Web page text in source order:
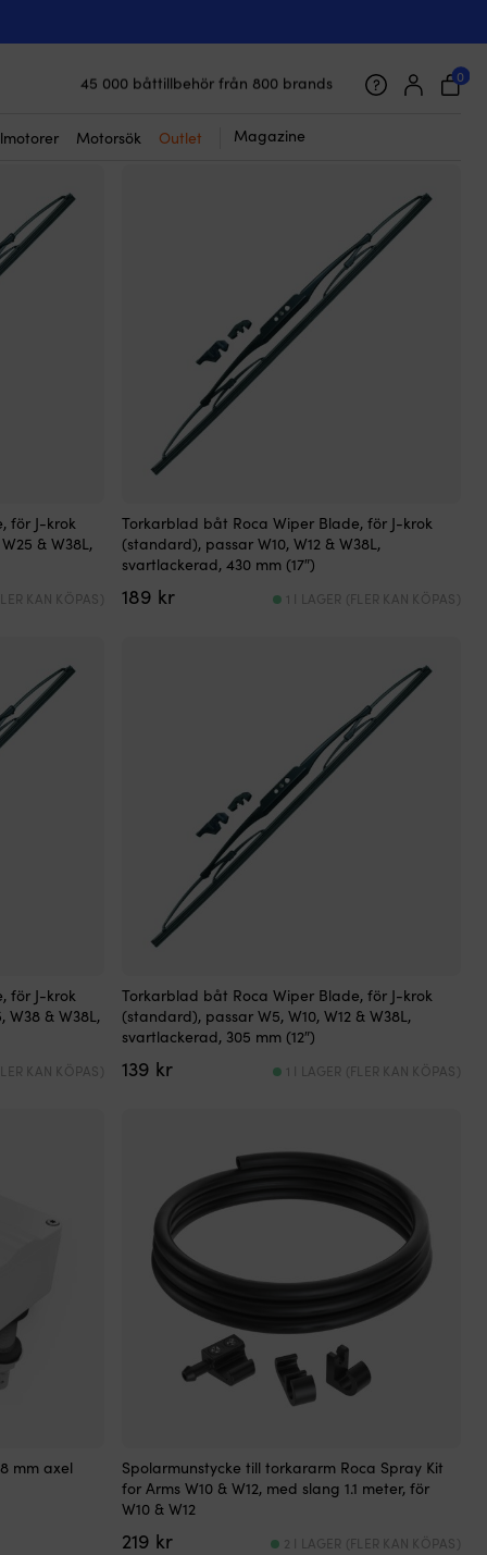
45 000 båttillbehör från 800 brands
Supernöjda kunder – 4.7/5 på Trustpilot
0
Motorsök Outlet Magazine
för J-krok
& W38L,
KAN KÖPAS)
Torkarblad båt Roca Wiper Blade, för J-krok
(standard), passar W10, W12 & W38L,
svartlackerad, 430 mm (17″)
189 kr 1 I LAGER (FLER KAN KÖPAS)
för J-krok
W38 & W38L,
KAN KÖPAS)
Torkarblad båt Roca Wiper Blade, för J-krok
(standard), passar W5, W10, W12 & W38L,
svartlackerad, 305 mm (12″)
139 kr 1 I LAGER (FLER KAN KÖPAS)
mm axel
Spolarmunstycke till torkararm Roca Spray Kit
for Arms W10 & W12, med slang 1.1 meter, för
W10 & W12
219 kr 2 I LAGER (FLER KAN KÖPAS)